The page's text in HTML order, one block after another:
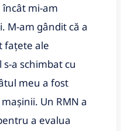
mi-am
M-am gândit că a
fațete ale
a schimbat cu
meu a fost
Un RMN a
a evalua